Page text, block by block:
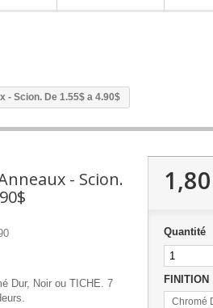
- Scion. De 1.55$ a 4.90$
- Scion.
Dur, Noir ou TICHE. 7
Quantité
FINITION
Chromé